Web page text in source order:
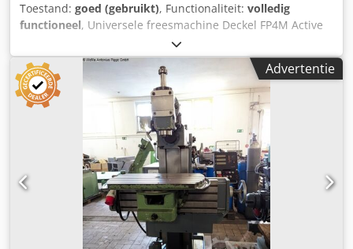
Toestand: goed (gebruikt), Functionaliteit: volledig
functioneel, Universele freesmachine Deckel FP4M Active
Fabrikant: Deckel Type: FP4M Conditie: gebruikt, goed
Digitale uitlezing: 3 - assen digitale uitlezing Heidenhain
Verplaatsingswegen: Dedpfx Agezgvmdsgjkr X - as: ca. 500
mm Y-as: ca. 400 mm Z-as: ca. 400 mm Opspanoppervlak
tafel: ca. 700 x 400 mm Toerentalbereik: ca. 50 - 2500 tpm
Gereedschapshouder: ISO 40 Hydraulische
gereedschapsklemming Aandrijfvermogen: ca. 6,0 kW
Aanzet & ijlgang: in alle 3 assen Aanzetbereik: ca. 8 - 630
mm/min ijlgang: ca. 3,0 m/min L x B x H: ca. 2300 x 1800 x
1800 mm Gewicht: ca. 1750 kg Machineverlichting
Spindelbescherming Leveringsomvang: - 10x
gereedschapshouders - Allmatic hogedrukbankschroef -
documentatie - Spindelbescherming
Advertentie